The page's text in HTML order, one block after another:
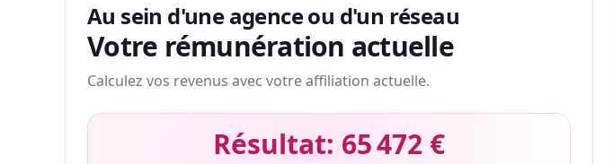
Au sein d'une agence ou d'un réseau
Votre rémunération actuelle
Calculez vos revenus avec votre affiliation actuelle.
Résultat: 65 472 €